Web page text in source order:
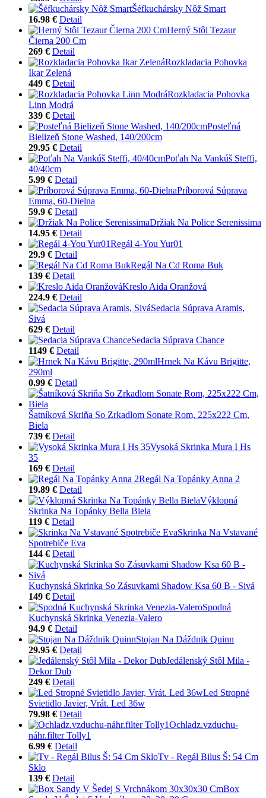
Šéfkuchársky Nôž Smart
16.98 € Detail
Herný Stôl Tezaur
Čierna 200 Cm
269 € Detail
Rozkladacia Pohovka
Ikar Zelená
449 € Detail
Rozkladacia Pohovka
Linn Modrá
339 € Detail
Posteľná
Bielizeň Stone Washed, 140/200cm
29.95 € Detail
Poťah Na Vankúš Steffi,
40/40cm
5.99 € Detail
Príborová Súprava
Emma, 60-Dielna
59.9 € Detail
Držiak Na Police Serenissima
14.95 € Detail
Regál 4-You Yur01
29.9 € Detail
Regál Na Cd Roma Buk
139 € Detail
Kreslo Aida Oranžová
224.9 € Detail
Sedacia Súprava Aramis,
Sivá
629 € Detail
Sedacia Súprava Chance
1149 € Detail
Hrnek Na Kávu Brigitte,
290ml
0.99 € Detail
Šatníková Skriňa So Zrkadlom Sonate Rom, 225x222 Cm,
Biela
739 € Detail
Vysoká Skrinka Mura I Hs
35
169 € Detail
Regál Na Topánky Anna 2
19.89 € Detail
Výklopná
Skrinka Na Topánky Bella Biela
119 € Detail
Skrinka Na Vstavané
Spotrebiče Eva
144 € Detail
Kuchynská Skrinka So Zásuvkami Shadow Ksa 60 B - Sivá
149 € Detail
Spodná
Kuchynská Skrinka Venezia-Valero
94.9 € Detail
Stojan Na Dáždnik Quinn
29.95 € Detail
Jedálenský Stôl Mila -
Dekor Dub
249 € Detail
Led Stropné
Svietidlo Javier, Vrát. Led 36w
79.98 € Detail
Ochladz.vzduchu-
náhr.filter Tolly1
6.99 € Detail
Tv - Regál Bilus Š: 54 Cm
Sklo
139 € Detail
Box